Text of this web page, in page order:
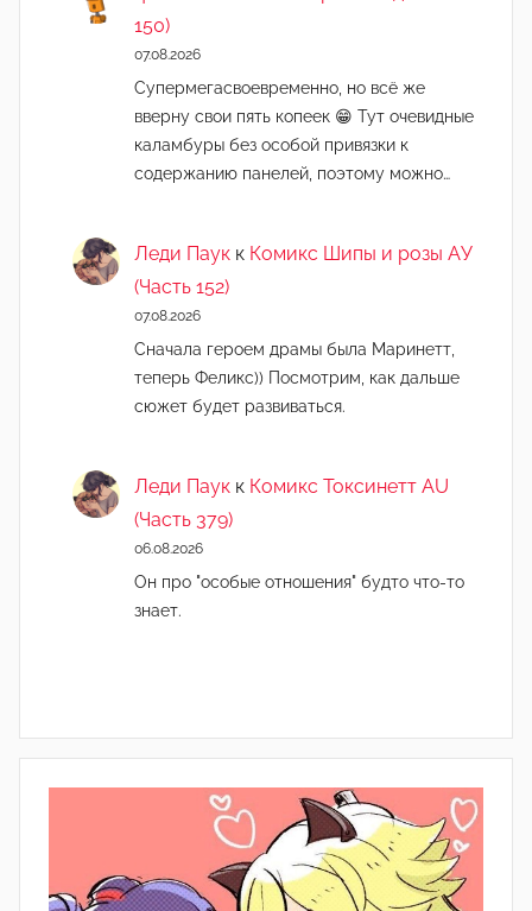
150)
07.08.2026
Супермегасвоевременно, но всё же
вверну свои пять копеек 😁 Тут очевидные
каламбуры без особой привязки к
содержанию панелей, поэтому можно…
Леди Паук к Комикс Шипы и розы АУ
(Часть 152)
07.08.2026
Сначала героем драмы была Маринетт,
теперь Феликс)) Посмотрим, как дальше
сюжет будет развиваться.
Леди Паук к Комикс Токсинетт AU
(Часть 379)
06.08.2026
Он про "особые отношения" будто что-то
знает.